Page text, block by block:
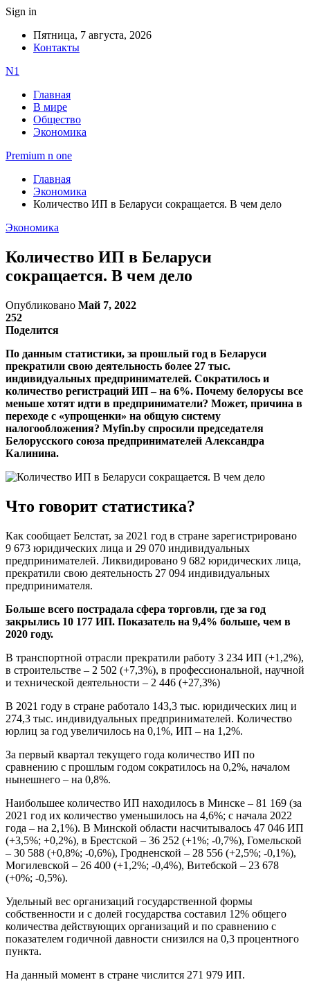
Sign in
Пятница, 7 августа, 2026
Контакты
N1
Главная
В мире
Общество
Экономика
Premium n one
Главная
Экономика
Количество ИП в Беларуси сокращается. В чем дело
Экономика
Количество ИП в Беларуси
сокращается. В чем дело
Опубликовано Май 7, 2022
252
Поделится
По данным статистики, за прошлый год в Беларуси
прекратили свою деятельность более 27 тыс.
индивидуальных предпринимателей. Сократилось и
количество регистраций ИП – на 6%. Почему белорусы все
меньше хотят идти в предприниматели? Может, причина в
переходе c «упрощенки» на общую систему
налогообложения? Myfin.by спросили председателя
Белорусского союза предпринимателей Александра
Калинина.
Что говорит статистика?
Как сообщает Белстат, за 2021 год в стране зарегистрировано
9 673 юридических лица и 29 070 индивидуальных
предпринимателей. Ликвидировано 9 682 юридических лица,
прекратили свою деятельность 27 094 индивидуальных
предпринимателя.
Больше всего пострадала сфера торговли, где за год
закрылись 10 177 ИП. Показатель на 9,4% больше, чем в
2020 году.
В транспортной отрасли прекратили работу 3 234 ИП (+1,2%),
в строительстве – 2 502 (+7,3%), в профессиональной, научной
и технической деятельности – 2 446 (+27,3%)
В 2021 году в стране работало 143,3 тыс. юридических лиц и
274,3 тыс. индивидуальных предпринимателей. Количество
юрлиц за год увеличилось на 0,1%, ИП – на 1,2%.
За первый квартал текущего года количество ИП по
сравнению с прошлым годом сократилось на 0,2%, началом
нынешнего – на 0,8%.
Наибольшее количество ИП находилось в Минске – 81 169 (за
2021 год их количество уменьшилось на 4,6%; с начала 2022
года – на 2,1%). В Минской области насчитывалось 47 046 ИП
(+3,5%; +0,2%), в Брестской – 36 252 (+1%; -0,7%), Гомельской
– 30 588 (+0,8%; -0,6%), Гродненской – 28 556 (+2,5%; -0,1%),
Могилевской – 26 400 (+1,2%; -0,4%), Витебской – 23 678
(+0%; -0,5%).
Удельный вес организаций государственной формы
собственности и с долей государства составил 12% общего
количества действующих организаций и по сравнению с
показателем годичной давности снизился на 0,3 процентного
пункта.
На данный момент в стране числится 271 979 ИП.